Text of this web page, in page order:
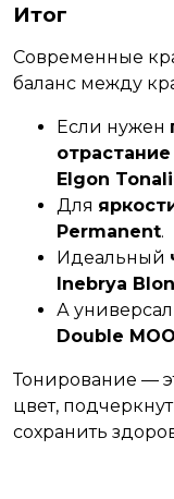
Итог
Современные
баланс между
Если нужен
Elgon
Для
Permanent.
Идеальный
Inebrya
А
Double
Тонирование —
цвет,
сохранить